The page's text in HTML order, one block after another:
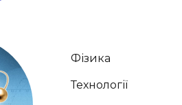
Фізика
Технології